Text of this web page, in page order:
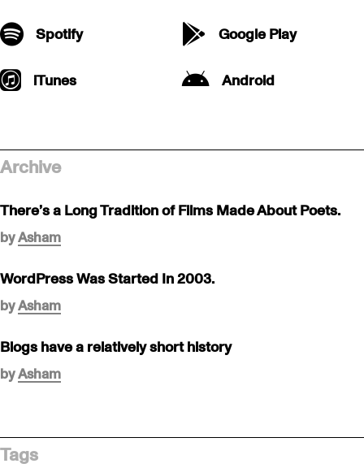
Spotify Google Play
iTunes Android
Archive
There’s a Long Tradition of Films Made About Poets.
byAsham
WordPress Was Started In 2003.
byAsham
Blogs have a relatively short history
byAsham
Tags